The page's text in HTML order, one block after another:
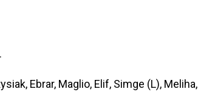
Ebrar, Maglio, Elif, Simge (L), Meliha,